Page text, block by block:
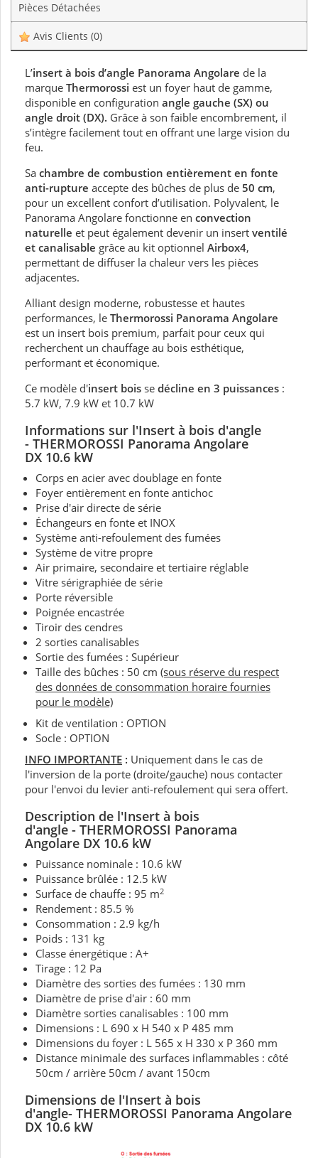
Pièces Détachées
Avis Clients (0)
L’insert à bois d’angle Panorama Angolare de la
marque Thermorossi est un foyer haut de gamme,
disponible en configuration angle gauche (SX) ou
angle droit (DX). Grâce à son faible encombrement, il
s’intègre facilement tout en offrant une large vision du
feu.
Sa chambre de combustion entièrement en fonte
anti-rupture accepte des bûches de plus de 50 cm,
pour un excellent confort d’utilisation. Polyvalent, le
Panorama Angolare fonctionne en convection
naturelle et peut également devenir un insert ventilé
et canalisable grâce au kit optionnel Airbox4,
permettant de diffuser la chaleur vers les pièces
adjacentes.
Alliant design moderne, robustesse et hautes
performances, le Thermorossi Panorama Angolare
est un insert bois premium, parfait pour ceux qui
recherchent un chauffage au bois esthétique,
performant et économique.
Ce modèle d'insert bois se décline en 3 puissances :
5.7 kW, 7.9 kW et 10.7 kW
Informations sur l'Insert à bois d'angle
- THERMOROSSI Panorama Angolare
DX 10.6 kW
Corps en acier avec doublage en fonte
Foyer entièrement en fonte antichoc
Prise d'air directe de série
Échangeurs en fonte et INOX
Système anti-refoulement des fumées
Système de vitre propre
Air primaire, secondaire et tertiaire réglable
Vitre sérigraphiée de série
Porte réversible
Poignée encastrée
Tiroir des cendres
2 sorties canalisables
Sortie des fumées : Supérieur
Taille des bûches : 50 cm (sous réserve du respect
des données de consommation horaire fournies
pour le modèle)
Kit de ventilation : OPTION
Socle : OPTION
INFO IMPORTANTE : Uniquement dans le cas de
l'inversion de la porte (droite/gauche) nous contacter
pour l'envoi du levier anti-refoulement qui sera offert.
Description de l'Insert à bois
d'angle - THERMOROSSI Panorama
Angolare DX 10.6 kW
Puissance nominale : 10.6 kW
Puissance brûlée : 12.5 kW
Surface de chauffe : 95 m2
Rendement : 85.5 %
Consommation : 2.9 kg/h
Poids : 131 kg
Classe énergétique : A+
Tirage : 12 Pa
Diamètre des sorties des fumées : 130 mm
Diamètre de prise d'air : 60 mm
Diamètre sorties canalisables : 100 mm
Dimensions : L 690 x H 540 x P 485 mm
Dimensions du foyer : L 565 x H 330 x P 360 mm
Distance minimale des surfaces inflammables : côté
50cm / arrière 50cm / avant 150cm
Dimensions de l'Insert à bois
d'angle- THERMOROSSI Panorama Angolare
DX 10.6 kW